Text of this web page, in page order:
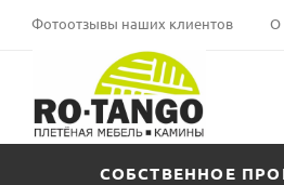
Фотоотзывы наших клиентов О
СОБСТВЕННОЕ